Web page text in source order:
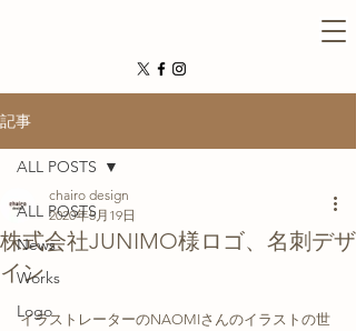
記事
ALL POSTS
News
Works
Logo
ALL POSTS
株式会社JUNIMO様ロゴ、名刺デザ
イン
chairo design
2020年5月19日
イラストレーターのNAOMIさんのイラストの世